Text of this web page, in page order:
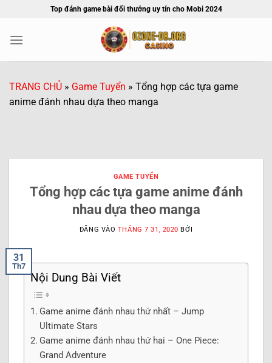
nội
Top đánh game bài đổi thưởng uy tín cho Mobi 2024
TRANG CHỦ » Game Tuyển » Tổng hợp các tựa game
anime đánh nhau dựa theo manga
GAME TUYỂN
Tổng hợp các tựa game anime đánh
nhau dựa theo manga
ĐĂNG VÀO THÁNG 7 31, 2020 BỞI
31
Th7
Nội Dung Bài Viết
Game anime đánh nhau thứ nhất – Jump
Ultimate Stars
Game anime đánh nhau thứ hai – One Piece:
Grand Adventure